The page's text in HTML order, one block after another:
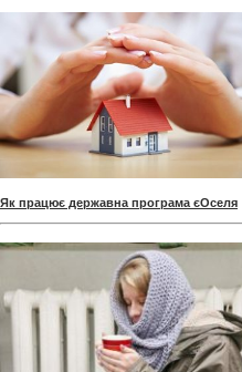
Як працює державна програма єОселя